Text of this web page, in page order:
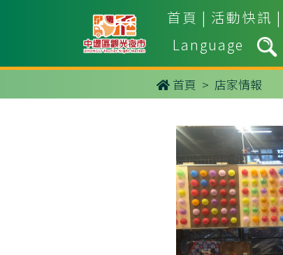
首頁 | 活動快訊 |
Language
首頁 > 店家情報